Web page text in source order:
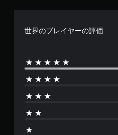
世界のプレイヤーの評価